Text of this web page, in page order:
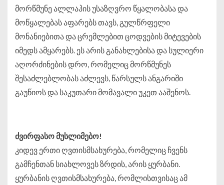
მორწმუნე ალლაჰის უსაზღვრო წყალობასა და
მოწყალებას აფარებს თავს, გულწრფელი
მონანიებითა და ცრემლებით ცოდვების მიტევების
იმედს ამყარებს. ეს არის განახლებისა და სულიერი
აღორძინების დრო, რომელიც მორწმუნეს
შესაძლებლობას აძლევს, წარსულს ანგარიში
გაუწიოს და საკუთარი მომავალი უკეთ ააშენოს.
ძვირფასომუსლიმებო!
კიდევ ერთი ღვთისმსახურება, რომელიც ჩვენს
გამჩენთან სიახლოვეს ზრდის, არის ყურბანი.
ყურბანის ღვთისმსახურება, რომლისთვისაც ამ